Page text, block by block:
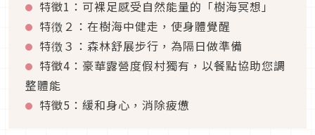
特徵1：可裸足感受自然能量的「樹海冥想」
特徴２：在樹海中健走，使身體覺醒
特徴３：森林舒展步行，為隔日做準備
特徵4：豪華露營度假村獨有，以餐點協助您調
整體能
特徵5：緩和身心，消除疲憊